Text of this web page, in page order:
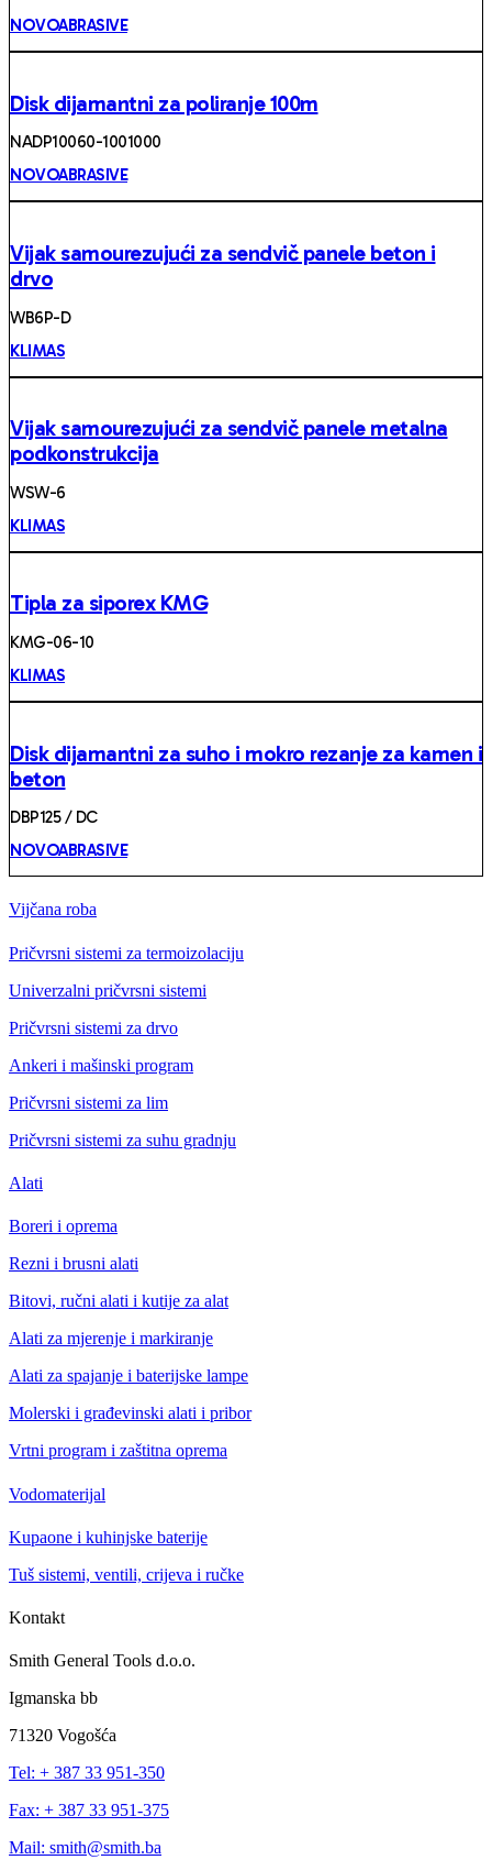
NOVOABRASIVE
Disk dijamantni za poliranje 100m
NADP10060-1001000
NOVOABRASIVE
Vijak samourezujući za sendvič panele beton i
drvo
WB6P-D
KLIMAS
Vijak samourezujući za sendvič panele metalna
podkonstrukcija
WSW-6
KLIMAS
Tipla za siporex KMG
KMG-06-10
KLIMAS
Disk dijamantni za suho i mokro rezanje za kamen i
beton
DBP125 / DC
NOVOABRASIVE
Vijčana roba
Pričvrsni sistemi za termoizolaciju
Univerzalni pričvrsni sistemi
Pričvrsni sistemi za drvo
Ankeri i mašinski program
Pričvrsni sistemi za lim
Pričvrsni sistemi za suhu gradnju
Alati
Boreri i oprema
Rezni i brusni alati
Bitovi, ručni alati i kutije za alat
Alati za mjerenje i markiranje
Alati za spajanje i baterijske lampe
Molerski i građevinski alati i pribor
Vrtni program i zaštitna oprema
Vodomaterijal
Kupaone i kuhinjske baterije
Tuš sistemi, ventili, crijeva i ručke
Kontakt
Smith General Tools d.o.o.
Igmanska bb
71320 Vogošća
Tel: + 387 33 951-350
Fax: + 387 33 951-375
Mail: smith@smith.ba